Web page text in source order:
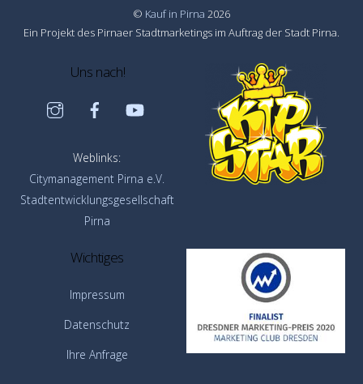
© Kauf in Pirna 2026
Ein Projekt des Pirnaer Stadtmarketings im Auftrag der Stadt Pirna.
Uns nach!
Instagram
Weblinks:
Citymanagement Pirna e.V.
Stadtentwicklungsgesellschaft
Pirna
Wichtiges
Impressum
Datenschutz
Ihre Anfrage